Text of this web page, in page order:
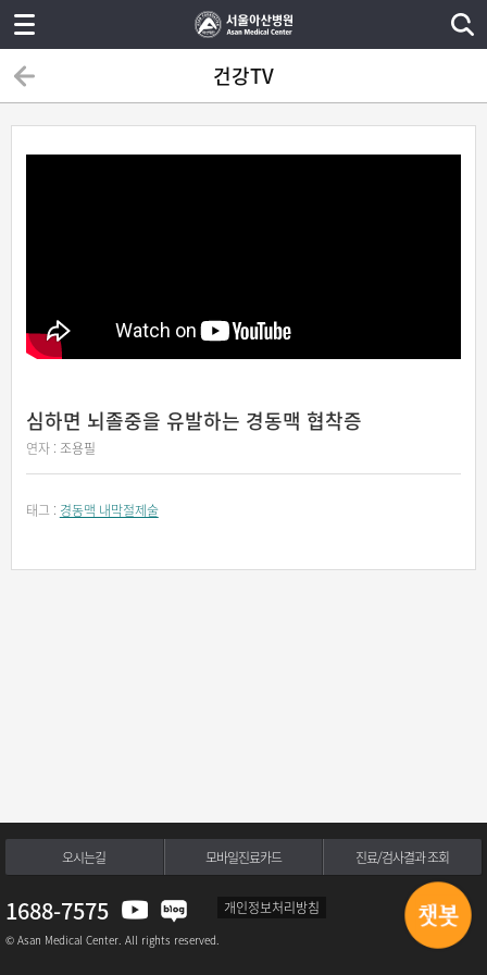
건강TV
심하면 뇌졸중을 유발하는 경동맥 협착증
연자 : 조용필
태그 : 경동맥 내막절제술
오시는길 모바일진료카드 진료/검사결과 조회
1688-7575 개인정보처리방침
© Asan Medical Center. All rights reserved.